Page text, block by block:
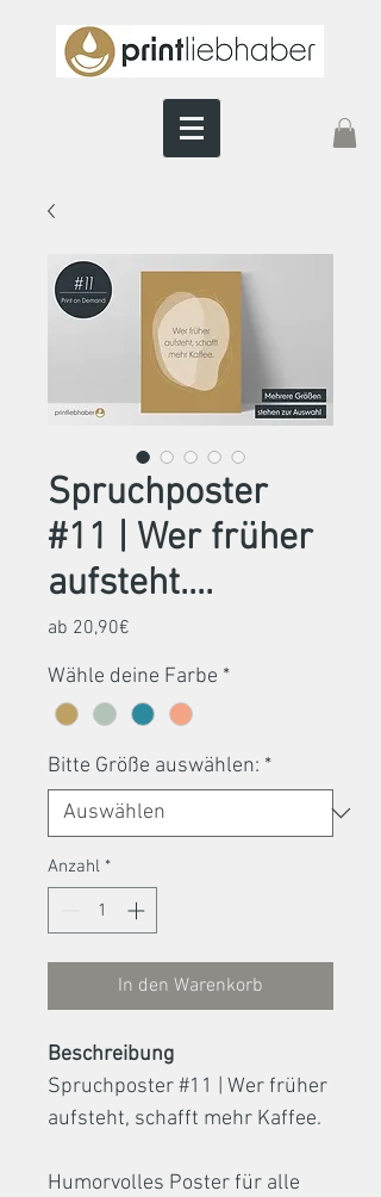
Spruchposter
#11 | Wer früher
aufsteht....
ab 20,90€
Wähle deine Farbe *
Bitte Größe auswählen: *
Anzahl *
In den Warenkorb
Beschreibung
Spruchposter #11 | Wer früher
aufsteht, schafft mehr Kaffee.
Humorvolles Poster für alle